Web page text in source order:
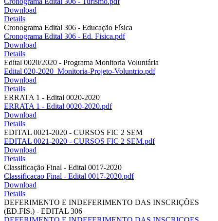
Download
Details
Cronograma Edital 306 - Educação Física
Cronograma Edital 306 - Ed. Fisica.pdf
Download
Details
Edital 0020/2020 - Programa Monitoria Voluntária
Edital 020-2020_Monitoria-Projeto-Voluntrio.pdf
Download
Details
ERRATA 1 - Edital 0020-2020
ERRATA 1 - Edital 0020-2020.pdf
Download
Details
EDITAL 0021-2020 - CURSOS FIC 2 SEM
EDITAL 0021-2020 - CURSOS FIC 2 SEM.pdf
Download
Details
Classificação Final - Edital 0017-2020
Classificacao Final - Edital 0017-2020.pdf
Download
Details
DEFERIMENTO E INDEFERIMENTO DAS INSCRIÇÕES
(ED.FIS.) - EDITAL 306